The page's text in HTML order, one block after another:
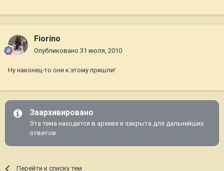
Fiorino
Опубликовано 31 июля, 2010
Ну наконец-то они к этому пришли!
Заархивировано
Эта тема находится в архиве и закрыта для дальнейших
ответов.
Перейти к списку тем